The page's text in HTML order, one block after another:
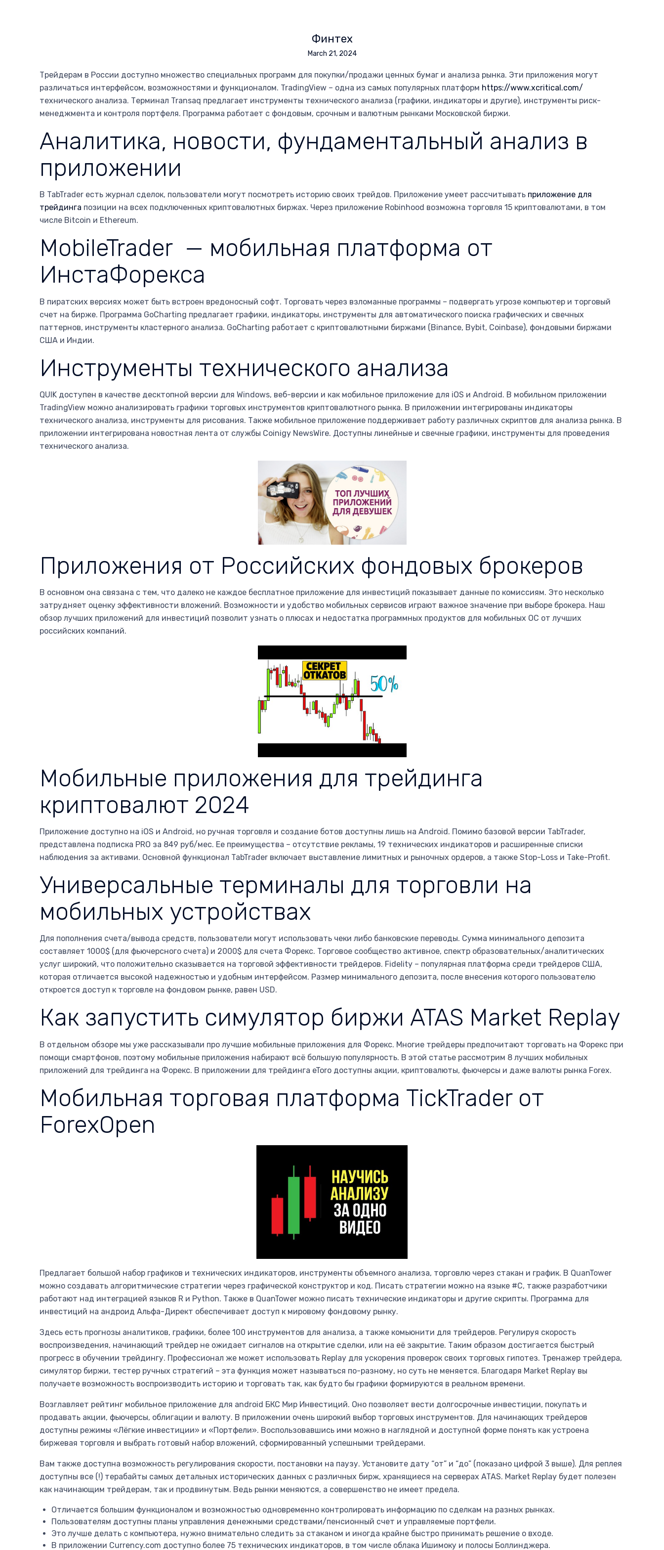
Финтех
March 21, 2024
Трейдерам в России доступно множество специальных программ для покупки/продажи ценных бумаг и анализа рынка. Эти приложения могут
различаться интерфейсом, возможностями и функционалом. TradingView – одна из самых популярных платформ https://www.xcritical.com/
технического анализа. Терминал Transaq предлагает инструменты технического анализа (графики, индикаторы и другие), инструменты риск-
менеджмента и контроля портфеля. Программа работает с фондовым, срочным и валютным рынками Московской биржи.
Аналитика, новости, фундаментальный анализ в
приложении
В TabTrader есть журнал сделок, пользователи могут посмотреть историю своих трейдов. Приложение умеет рассчитывать приложение для
трейдинга позиции на всех подключенных криптовалютных биржах. Через приложение Robinhood возможна торговля 15 криптовалютами, в том
числе Bitcoin и Ethereum.
MobileTrader — мобильная платформа от
ИнстаФорекса
В пиратских версиях может быть встроен вредоносный софт. Торговать через взломанные программы – подвергать угрозе компьютер и торговый
счет на бирже. Программа GoCharting предлагает графики, индикаторы, инструменты для автоматического поиска графических и свечных
паттернов, инструменты кластерного анализа. GoCharting работает с криптовалютными биржами (Binance, Bybit, Coinbase), фондовыми биржами
США и Индии.
Инструменты технического анализа
QUIK доступен в качестве десктопной версии для Windows, веб-версии и как мобильное приложение для iOS и Android. В мобильном приложении
TradingView можно анализировать графики торговых инструментов криптовалютного рынка. В приложении интегрированы индикаторы
технического анализа, инструменты для рисования. Также мобильное приложение поддерживает работу различных скриптов для анализа рынка. В
приложении интегрирована новостная лента от службы Coinigy NewsWire. Доступны линейные и свечные графики, инструменты для проведения
технического анализа.
Приложения от Российских фондовых брокеров
В основном она связана с тем, что далеко не каждое бесплатное приложение для инвестиций показывает данные по комиссиям. Это несколько
затрудняет оценку эффективности вложений. Возможности и удобство мобильных сервисов играют важное значение при выборе брокера. Наш
обзор лучших приложений для инвестиций позволит узнать о плюсах и недостатка программных продуктов для мобильных ОС от лучших
российских компаний.
Мобильные приложения для трейдинга
криптовалют 2024
Приложение доступно на iOS и Android, но ручная торговля и создание ботов доступны лишь на Android. Помимо базовой версии TabTrader,
представлена подписка PRO за 849 руб/мес. Ее преимущества – отсутствие рекламы, 19 технических индикаторов и расширенные списки
наблюдения за активами. Основной функционал TabTrader включает выставление лимитных и рыночных ордеров, а также Stop-Loss и Take-Profit.
Универсальные терминалы для торговли на
мобильных устройствах
Для пополнения счета/вывода средств, пользователи могут использовать чеки либо банковские переводы. Сумма минимального депозита
составляет 1000$ (для фьючерсного счета) и 2000$ для счета Форекс. Торговое сообщество активное, спектр образовательных/аналитических
услуг широкий, что положительно сказывается на торговой эффективности трейдеров. Fidelity – популярная платформа среди трейдеров США,
которая отличается высокой надежностью и удобным интерфейсом. Размер минимального депозита, после внесения которого пользователю
откроется доступ к торговле на фондовом рынке, равен USD.
Как запустить симулятор биржи ATAS Market Replay
В отдельном обзоре мы уже рассказывали про лучшие мобильные приложения для Форекс. Многие трейдеры предпочитают торговать на Форекс при
помощи смартфонов, поэтому мобильные приложения набирают всё большую популярность. В этой статье рассмотрим 8 лучших мобильных
приложений для трейдинга на Форекс. В приложении для трейдинга eToro доступны акции, криптовалюты, фьючерсы и даже валюты рынка Forex.
Мобильная торговая платформа TickTrader от
ForexOpen
Предлагает большой набор графиков и технических индикаторов, инструменты объемного анализа, торговлю через стакан и график. В QuanTower
можно создавать алгоритмические стратегии через графической конструктор и код. Писать стратегии можно на языке #C, также разработчики
работают над интеграцией языков R и Python. Также в QuanTower можно писать технические индикаторы и другие скрипты. Программа для
инвестиций на андроид Альфа-Директ обеспечивает доступ к мировому фондовому рынку.
Здесь есть прогнозы аналитиков, графики, более 100 инструментов для анализа, а также комьюнити для трейдеров. Регулируя скорость
воспроизведения, начинающий трейдер не ожидает сигналов на открытие сделки, или на её закрытие. Таким образом достигается быстрый
прогресс в обучении трейдингу. Профессионал же может использовать Replay для ускорения проверок своих торговых гипотез. Тренажер трейдера,
симулятор биржи, тестер ручных стратегий – эта функция может называться по-разному, но суть не меняется. Благодаря Market Replay вы
получаете возможность воспроизводить историю и торговать так, как будто бы графики формируются в реальном времени.
Возглавляет рейтинг мобильное приложение для android БКС Мир Инвестиций. Оно позволяет вести долгосрочные инвестиции, покупать и
продавать акции, фьючерсы, облигации и валюту. В приложении очень широкий выбор торговых инструментов. Для начинающих трейдеров
доступны режимы «Лёгкие инвестиции» и «Портфели». Воспользовавшись ими можно в наглядной и доступной форме понять как устроена
биржевая торговля и выбрать готовый набор вложений, сформированный успешными трейдерами.
Вам также доступна возможность регулирования скорости, постановки на паузу. Установите дату “от” и “до” (показано цифрой 3 выше). Для реплея
доступны все (!) терабайты самых детальных исторических данных с различных бирж, хранящиеся на серверах ATAS. Market Replay будет полезен
как начинающим трейдерам, так и продвинутым. Ведь рынки меняются, а совершенство не имеет предела.
Отличается большим функционалом и возможностью одновременно контролировать информацию по сделкам на разных рынках.
Пользователям доступны планы управления денежными средствами/пенсионный счет и управляемые портфели.
Это лучше делать с компьютера, нужно внимательно следить за стаканом и иногда крайне быстро принимать решение о входе.
В приложении Currency.com доступно более 75 технических индикаторов, в том числе облака Ишимоку и полосы Боллинджера.